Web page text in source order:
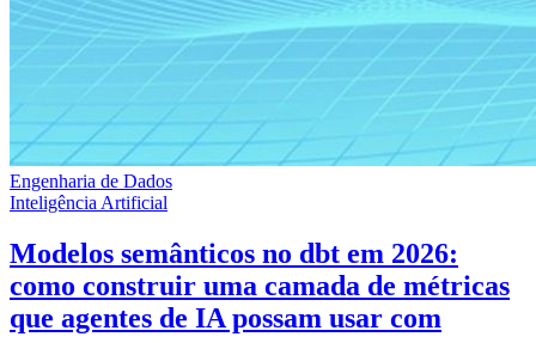
Engenharia de Dados
Inteligência Artificial
Modelos semânticos no dbt em 2026:
como construir uma camada de métricas
que agentes de IA possam usar com